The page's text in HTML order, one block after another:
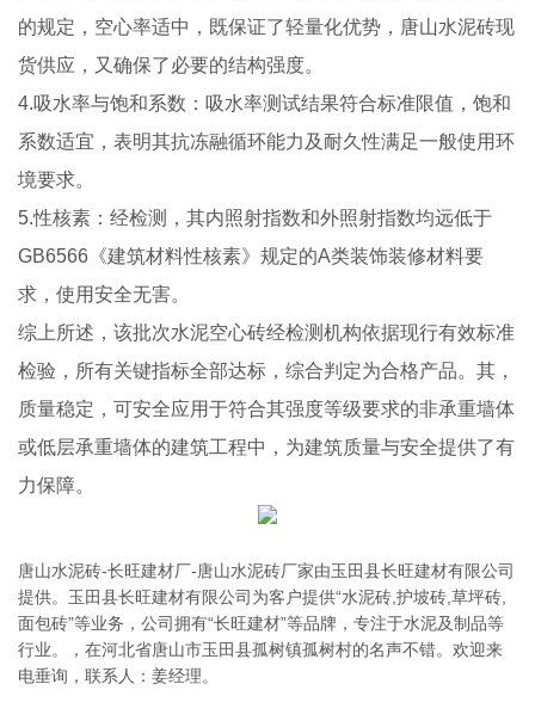
的规定，空心率适中，既保证了轻量化优势，唐山水泥砖现
货供应，又确保了必要的结构强度。
4.吸水率与饱和系数：吸水率测试结果符合标准限值，饱和
系数适宜，表明其抗冻融循环能力及耐久性满足一般使用环
境要求。
5.性核素：经检测，其内照射指数和外照射指数均远低于
GB6566《建筑材料性核素》规定的A类装饰装修材料要
求，使用安全无害。
综上所述，该批次水泥空心砖经检测机构依据现行有效标准
检验，所有关键指标全部达标，综合判定为合格产品。其，
质量稳定，可安全应用于符合其强度等级要求的非承重墙体
或低层承重墙体的建筑工程中，为建筑质量与安全提供了有
力保障。
唐山水泥砖-长旺建材厂-唐山水泥砖厂家由玉田县长旺建材有限公司
提供。玉田县长旺建材有限公司为客户提供“水泥砖,护坡砖,草坪砖,
面包砖”等业务，公司拥有“长旺建材”等品牌，专注于水泥及制品等
行业。，在河北省唐山市玉田县孤树镇孤树村的名声不错。欢迎来
电垂询，联系人：姜经理。